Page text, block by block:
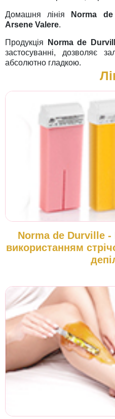
Домашня лінія Norma
Arsene Valere.
Продукція Norma de
застосуванні, дозволяє
абсолютно гладкою.
Norma de Durville -
використанням